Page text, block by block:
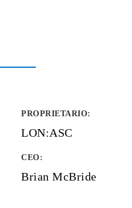
PROPRIETARIO:
LON:ASC
CEO:
Brian McBride